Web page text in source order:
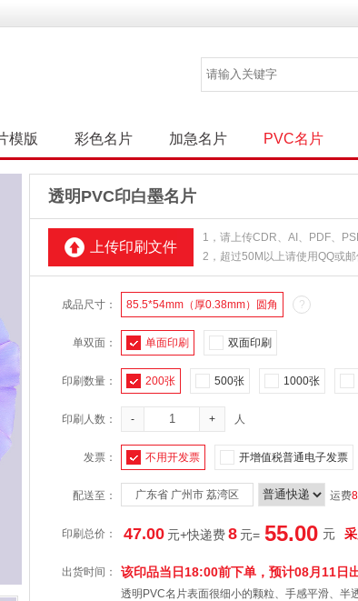
模版 彩色名片 加急名片 PVC名片
透明PVC印白墨名片
上传印刷文件
1，请上传CDR、AI、PDF、
2，超过50M以上请使用QQ或邮
成品尺寸： 85.5*54mm（厚0.38mm）圆角 ?
单双面： 单面印刷 双面印刷
印刷数量： 200张 500张 1000张
印刷人数： - + 人
发票： 不用开发票 开增值税普通电子发票
配送至： 广东省 广州市 荔湾区 运费8
印刷总价： 47.00 元+快递费8 元= 55.00 元
出货时间： 该印品当日18:00前下单，预计08月11日
透明PVC名片表面很细小的颗粒、手感平滑、半